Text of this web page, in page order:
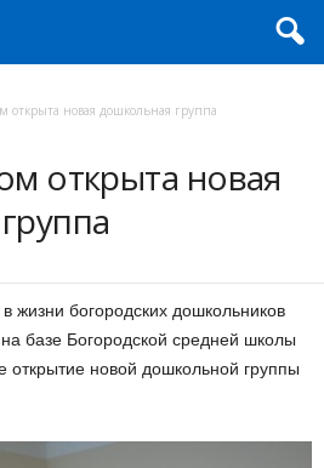
открыта новая дошкольная группа
открыта новая
жизни богородских дошкольников
базе Богородской средней школы
открытие новой дошкольной группы